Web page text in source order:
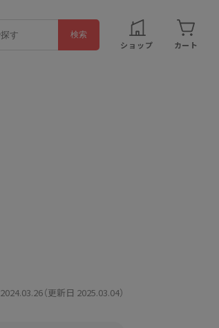
ショップ カート
2024.03.26（更新日 2025.03.04）